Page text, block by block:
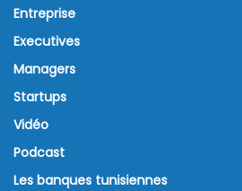
Entreprise
Executives
Managers
Startups
Vidéo
Podcast
Les banques tunisiennes